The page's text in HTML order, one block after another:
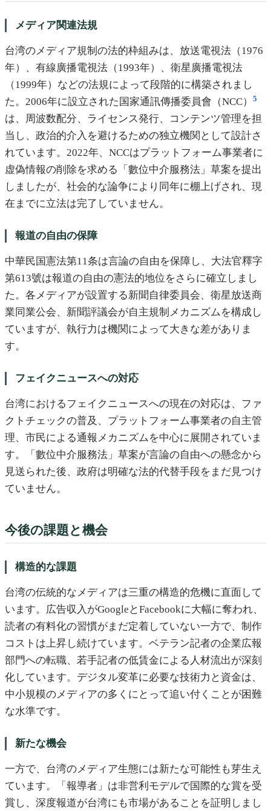
メディア関連法規
台湾のメディア規制の法的枠組みは、放送電視法（1976
年）、有線廣播電視法（1993年）、衛星廣播電視法
（1999年）などの法規によって段階的に構築されまし
た。2006年に設立された国家通訊傳播委員會（NCC）
5
は、周波数配分、ライセンス発行、コンテンツ管理を担
当し、政治的介入を避けるための独立機関として設計さ
れています。2022年、NCCはプラットフォーム事業者に
虚偽情報の削除を求める「數位中介服務法」草案を提出
しましたが、社会的な論争により同年に棚上げされ、現
在までに立法は完了していません。
報道の自由の保障
中華民国憲法第11条は言論の自由を保障し、大法官釋字
第613號は報道の自由の憲法的地位をさらに確立しまし
た。各メディアが設置する新聞自律委員会、衛星放送商
業同業公会、新聞評議会が自主規制メカニズムを構成し
ていますが、執行力は機関によって大きな差がありま
す。
フェイクニュースへの対応
台湾におけるフェイクニュースへの現在の対応は、ファ
クトチェックの普及、プラットフォーム事業者の自主管
理、市民による通報メカニズムを中心に展開されていま
す。「數位中介服務法」草案が言論の自由への懸念から
見送られた後、政府は明確な法的代替手段をまだ見つけ
ていません。
今後の課題と機会
構造的な課題
台湾の伝統的なメディアは三重の構造的危機に直面して
います。広告収入がGoogleとFacebookに大幅に奪われ、
読者の有料化の習慣がまだ定着していない一方で、制作
コストは上昇し続けています。ベテラン記者の企業広報
部門への転職、若手記者の低賃金による人材流出が深刻
化しています。デジタル変革に必要な技術力と資金は、
中小規模のメディアの多くにとって追い付くことが困難
な水準です。
新たな機会
一方で、台湾のメディア生態には新たな可能性も芽生え
ています。「報導者」は非営利モデルで国際的な賞を受
賞し、深度報道が台湾にも市場があることを証明しまし